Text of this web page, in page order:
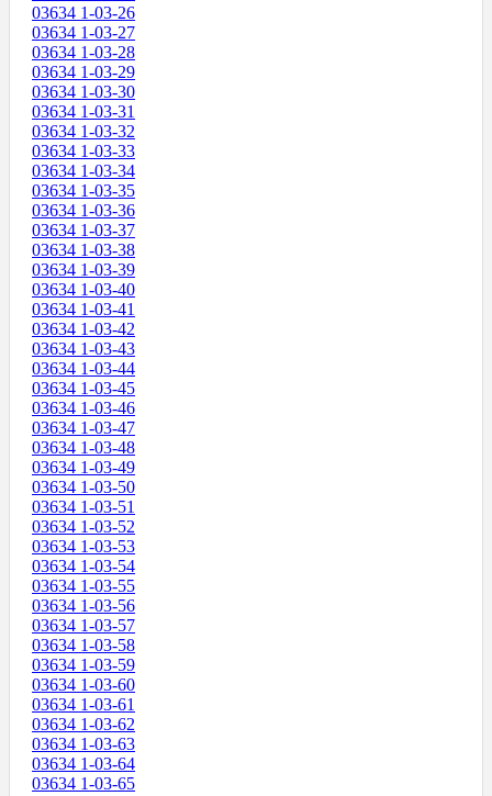
03634 1-03-26
03634 1-03-27
03634 1-03-28
03634 1-03-29
03634 1-03-30
03634 1-03-31
03634 1-03-32
03634 1-03-33
03634 1-03-34
03634 1-03-35
03634 1-03-36
03634 1-03-37
03634 1-03-38
03634 1-03-39
03634 1-03-40
03634 1-03-41
03634 1-03-42
03634 1-03-43
03634 1-03-44
03634 1-03-45
03634 1-03-46
03634 1-03-47
03634 1-03-48
03634 1-03-49
03634 1-03-50
03634 1-03-51
03634 1-03-52
03634 1-03-53
03634 1-03-54
03634 1-03-55
03634 1-03-56
03634 1-03-57
03634 1-03-58
03634 1-03-59
03634 1-03-60
03634 1-03-61
03634 1-03-62
03634 1-03-63
03634 1-03-64
03634 1-03-65